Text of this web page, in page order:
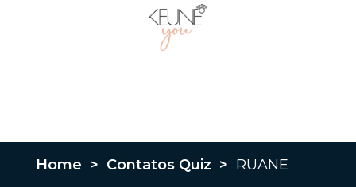
Home > Contatos Quiz > RUANE